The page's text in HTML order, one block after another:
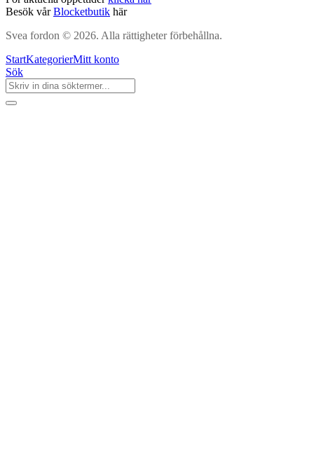
Besök vårBlocketbutik här
Svea fordon © 2026. Alla rättigheter förbehållna.
StartKategorierMitt konto
Sök